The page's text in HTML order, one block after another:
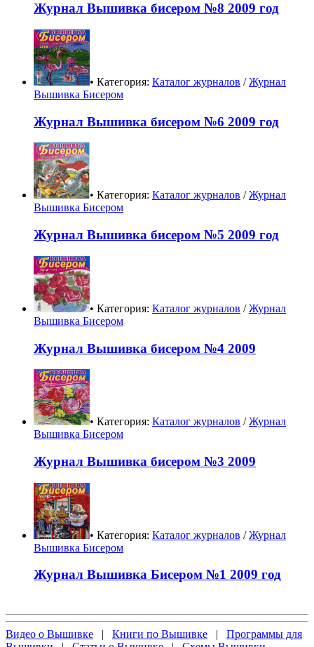
Журнал Вышивка бисером №8 2009 год
• Категория: Каталог журналов /Журнал
Вышивка Бисером
Журнал Вышивка бисером №6 2009 год
• Категория: Каталог журналов /Журнал
Вышивка Бисером
Журнал Вышивка бисером №5 2009 год
• Категория: Каталог журналов /Журнал
Вышивка Бисером
Журнал Вышивка бисером №4 2009
• Категория: Каталог журналов /Журнал
Вышивка Бисером
Журнал Вышивка бисером №3 2009
• Категория: Каталог журналов /Журнал
Вышивка Бисером
Журнал Вышивка Бисером №1 2009 год
Видео о Вышивке | Книги по Вышивке | Программы для